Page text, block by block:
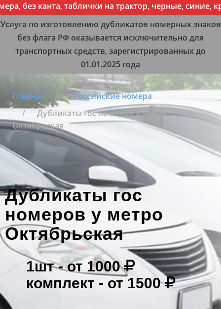
канта, таблички на трактор, черные, синие,
Услуга по изготовлению дубликатов номерных знаков
без флага РФ оказывается исключительно для
транспортных средств, зарегистрированных до
01.01.2025 года
Главная
Российские номера
Дубликаты гос номеров у метро
Октябрьская
Дубликаты гос
номеров у метро
Октябрьская
1шт -от 1000
комплект - от 1500